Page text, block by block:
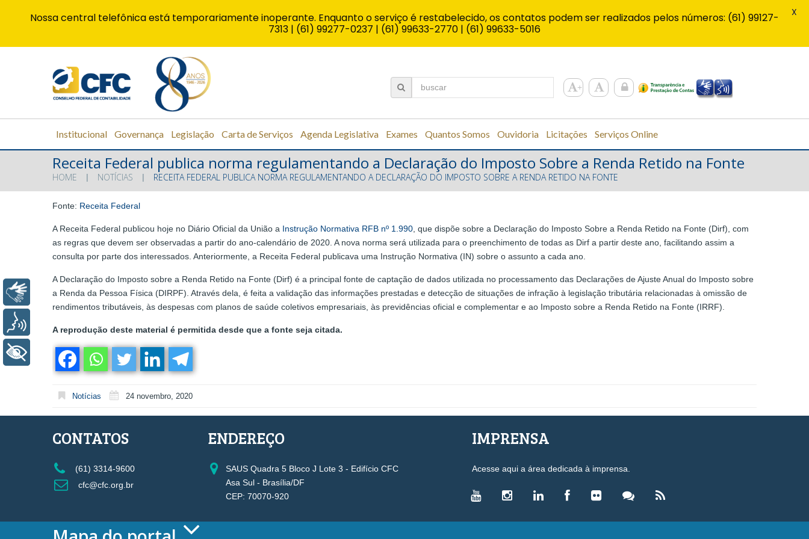
Institucional Governança Legislação Carta de Serviços Agenda Legislativa Exames Quantos Somos Ouvidoria Licitações Serviços Online
Receita Federal publica norma regulamentando a Declaração do Imposto Sobre a Renda Retido na Fonte
HOME NOTÍCIAS RECEITA FEDERAL PUBLICA NORMA REGULAMENTANDO A DECLARAÇÃO DO IMPOSTO SOBRE A RENDA RETIDO NA FONTE
Fonte: Receita Federal
A Receita Federal publicou hoje no Diário Oficial da União a Instrução Normativa RFB nº 1.990, que dispõe sobre a Declaração do Imposto Sobre a Renda Retido na Fonte (Dirf), com
as regras que devem ser observadas a partir do ano-calendário de 2020. A nova norma será utilizada para o preenchimento de todas as Dirf a partir deste ano, facilitando assim a
consulta por parte dos interessados. Anteriormente, a Receita Federal publicava uma Instrução Normativa (IN) sobre o assunto a cada ano.
A Declaração do Imposto sobre a Renda Retido na Fonte (Dirf) é a principal fonte de captação de dados utilizada no processamento das Declarações de Ajuste Anual do Imposto sobre
a Renda da Pessoa Física (DIRPF). Através dela, é feita a validação das informações prestadas e detecção de situações de infração à legislação tributária relacionadas à omissão de
rendimentos tributáveis, às despesas com planos de saúde coletivos empresariais, às previdências oficial e complementar e ao Imposto sobre a Renda Retido na Fonte (IRRF).
A reprodução deste material é permitida desde que a fonte seja citada.
Notícias 24 novembro, 2020
CONTATOS
(61) 3314-9600
cfc@cfc.org.br
ENDEREÇO
SAUS Quadra 5 Bloco J Lote 3 - Edifício CFC
Asa Sul - Brasília/DF
CEP: 70070-920
IMPRENSA
Acesse aqui a área dedicada à imprensa.
Nossa central telefônica está temporariamente inoperante. Enquanto o serviço é restabelecido, os contatos podem ser realizados pelos números: (61) 99127-
7313 | (61) 99277-0237 | (61) 99633-2770 | (61) 99633-5016
X
Libras
+ Acessibilidade